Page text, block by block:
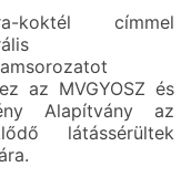
koktél címmel
az MVGYOSZ és
Alapítvány az
látássérültek